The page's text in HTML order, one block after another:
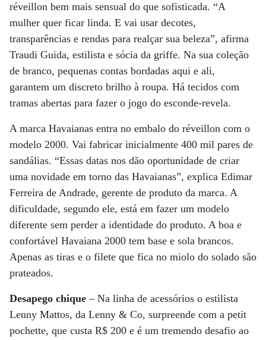
réveillon bem mais sensual do que sofisticada. “A
mulher quer ficar linda. E vai usar decotes,
transparências e rendas para realçar sua beleza”, afirma
Traudi Guida, estilista e sócia da griffe. Na sua coleção
de branco, pequenas contas bordadas aqui e ali,
garantem um discreto brilho à roupa. Há tecidos com
tramas abertas para fazer o jogo do esconde-revela.
A marca Havaianas entra no embalo do réveillon com o
modelo 2000. Vai fabricar inicialmente 400 mil pares de
sandálias. “Essas datas nos dão oportunidade de criar
uma novidade em torno das Havaianas”, explica Edimar
Ferreira de Andrade, gerente de produto da marca. A
dificuldade, segundo ele, está em fazer um modelo
diferente sem perder a identidade do produto. A boa e
confortável Havaiana 2000 tem base e sola brancos.
Apenas as tiras e o filete que fica no miolo do solado são
prateados.
Desapego chique – Na linha de acessórios o estilista
Lenny Mattos, da Lenny & Co, surpreende com a petit
pochette, que custa R$ 200 e é um tremendo desafio ao